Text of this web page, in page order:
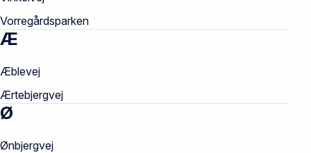
Vorregårdsparken
Æ
Æblevej
Ærtebjergvej
Ø
Ønbjergvej